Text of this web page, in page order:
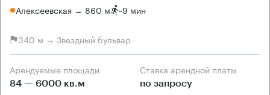
Алексеевская → 860 м ~9 мин
340 м → Звездный бульвар
Арендуемые площади
84 — 6000 кв.м
Ставка арендной платы
по запросу